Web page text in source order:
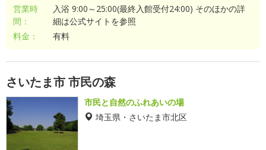
営業時
間：
入浴 9:00～25:00(最終入館受付24:00) そのほかの詳
細は公式サイトを参照
料金：
有料
さいたま市 市民の森
市民と自然のふれあいの場
埼玉県・さいたま市北区